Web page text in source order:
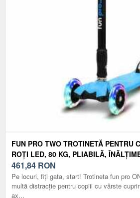
FUN PRO TWO TROTINETĂ PENTRU
ROȚI LED, 80 KG, PLIABILĂ,
461,84 RON
Pe locuri, fiți gata, start! Trotineta fun pro
multă distracție pentru copiii cu vârste
ax...